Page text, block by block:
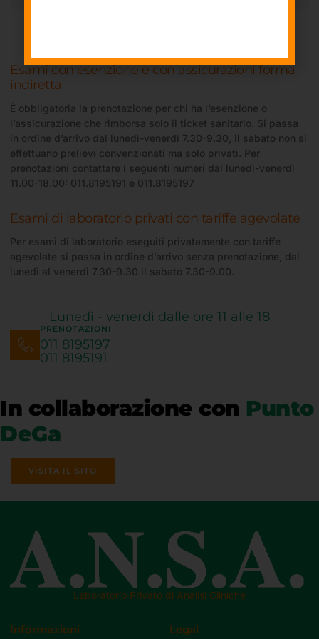
Prenotazioni esami
Esami con esenzione e con assicurazioni forma
indiretta
È obbligatoria la prenotazione per chi ha l‘esenzione o
l’assicurazione che rimborsa solo il ticket sanitario. Si passa
in ordine d’arrivo dal lunedì-venerdì 7.30-9.30, il sabato non si
effettuano prelievi convenzionati ma solo privati. Per
prenotazioni contattare i seguenti numeri dal lunedì-venerdì
11.00-18.00: 011.8195191 e 011.8195197
Esami di laboratorio privati con tariffe agevolate
Per esami di laboratorio eseguiti privatamente con tariffe
agevolate si passa in ordine d’arrivo senza prenotazione, dal
lunedì al venerdì 7.30-9.30 il sabato 7.30-9.00.
Lunedì - venerdì dalle ore 11 alle 18
PRENOTAZIONI
011 8195197
011 8195191
In collaborazione con Punto
DeGa
VISITA IL SITO
Laboratorio Privato di Analisi Cliniche
Informazioni Legal